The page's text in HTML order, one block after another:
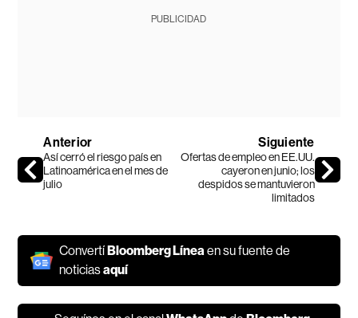
PUBLICIDAD
Anterior
Así cerró el riesgo país en
Latinoamérica en el mes de
julio
Siguiente
Ofertas de empleo en EE.UU.
cayeron en junio; los
despidos se mantuvieron
limitados
ConvertíBloomberg Líneaen su fuente de
noticiasaquí